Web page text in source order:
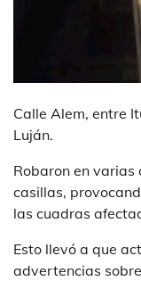
Calle Alem, entre
Luján.
Robaron en varias
casillas,
las cuadras
Esto llevó a que
advertencias